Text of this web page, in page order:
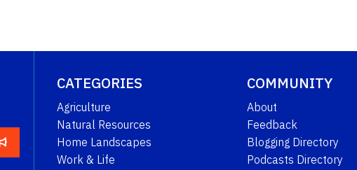
CATEGORIES
Agriculture
Natural Resources
Home Landscapes
Work & Life
COMMUNITY
About
Feedback
Blogging Directory
Podcasts Directory